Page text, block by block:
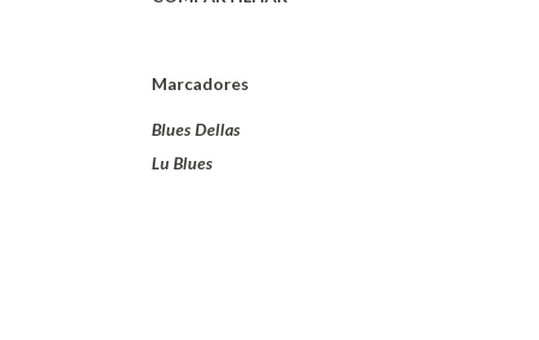
Marcadores
Blues Dellas
Lu Blues